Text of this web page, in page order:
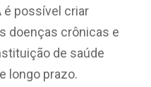
é possível criar
doenças crônicas e
de saúde
longo prazo.